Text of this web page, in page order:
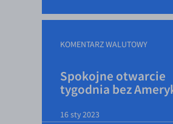
KOMENTARZ WALUTOWY
Spokojne otwarcie
tygodnia bez
16 sty 2023